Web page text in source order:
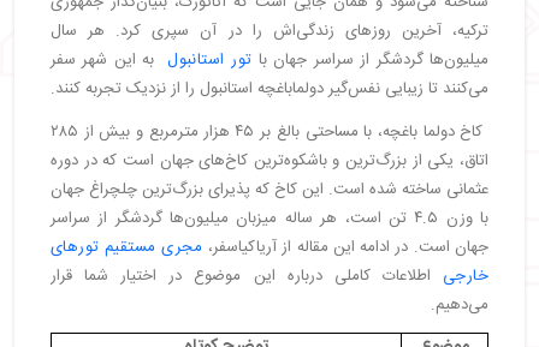
دست آناتولی
・باغ‌ها و محوطه: هماهنگی طبیعت و هنر
・جایگاه کاخ دولما باغچه در ادبیات و تاریخ ترکیه
・ نقش کاخ در تحولات سیاسی و اجتماعی ترکیه
・ ارتباط کاخ با جمهوری‌خواهی و اهمیت آن برای آتاتورک
・
جایگاه کاخ در آثار ادبی و هنری ترکیه
・
رازهای معماری و کاربردهای غیرمعمول کاخ دولماباغچه
・ اطلاعات بازدید و نکات گردشگری کاخ دولما باغچه
・ هزینه ورودی
・
・بهترین زمان برای بازدید
ترکیه، آخرین روزهای زندگی‌اش را در آن سپری کرد. هر سال
میلیون‌ها گردشگر از سراسر جهان با تور استانبولبه این شهر سفر
می‌کنند تا زیبایی نفس‌گیر دولماباغچه استانبول را از نزدیک تجربه کنند.
کاخ دولما باغچه، با مساحتی بالغ بر ۴۵ هزار مترمربع و بیش از ۲۸۵
اتاق، یکی از بزرگ‌ترین و باشکوه‌ترین کاخ‌های جهان است که در دوره
عثمانی ساخته شده است. این کاخ که پذیرای بزرگ‌ترین چلچراغ جهان
با وزن ۴.۵ تن است، هر ساله میزبان میلیون‌ها گردشگر از سراسر
جهان است. در ادامه این مقاله از آریاکیاسفر، مجری مستقیم تورهای
خارجی اطلاعات کاملی درباره این موضوع در اختیار شما قرار
می‌دهیم.